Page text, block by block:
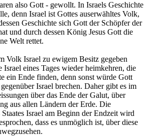
also Gott - gewollt. In Israels Geschichte
denn Israel ist Gottes auserwähltes Volk,
Geschichte sich Gott der Schöpfer der
und durch dessen König Jesus Gott die
Welt rettet.
Volk Israel zu ewigem Besitz gegeben
Israel eines Tages wieder heimkehren, die
ein Ende finden, denn sonst würde Gott
Israel brechen. Daher gibt es im
über das Ende der Galut, über
aus allen Ländern der Erde. Die
Staates Israel am Beginn der Endzeit wird
dass es unmöglich ist, über diese